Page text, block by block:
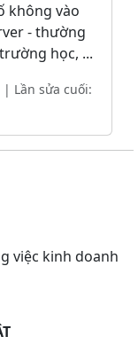
không vào
- thường
học, ...
| Lần sửa cuối:
việc kinh doanh